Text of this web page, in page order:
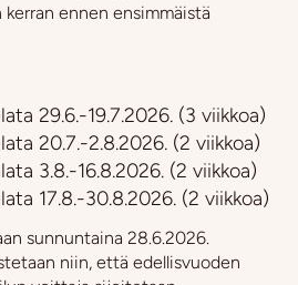
ennen ensimmäistä
29.6.-19.7.2026. (3 viikkoa)
20.7.-2.8.2026. (2 viikkoa)
3.8.-16.8.2026. (2 viikkoa)
17.8.-30.8.2026. (2 viikkoa)
sunnuntaina 28.6.2026.
niin, että edellisvuoden